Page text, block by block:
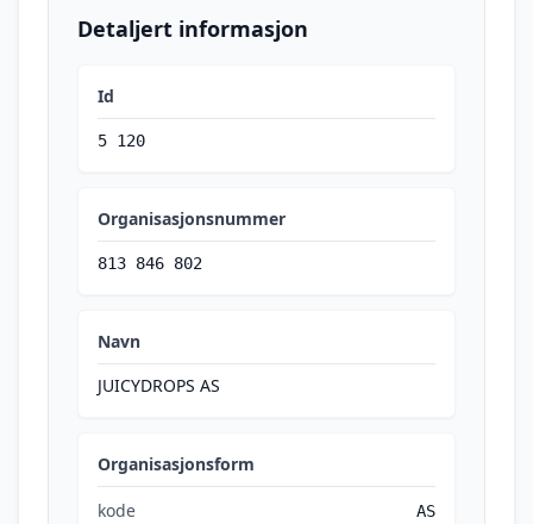
Detaljert informasjon
Id
5 120
Organisasjonsnummer
813 846 802
Navn
JUICYDROPS AS
Organisasjonsform
kode AS